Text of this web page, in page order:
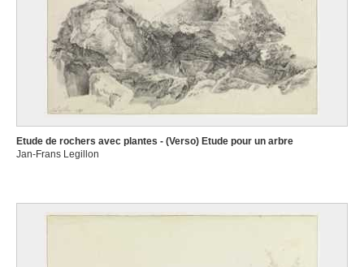
Etude de rochers avec plantes - (Verso) Etude pour un arbre
Jan-Frans Legillon